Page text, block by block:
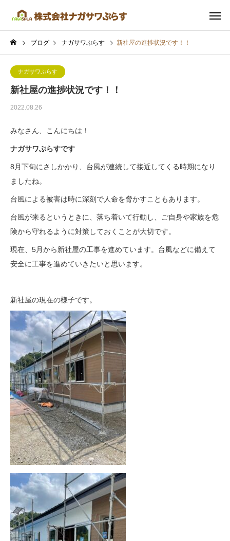
ブログ ナガサワぷらす 新社屋の進捗状況です！！
ナガサワぷらす
新社屋の進捗状況です！！
2022.08.26
みなさん、こんにちは！
ナガサワぷらすです
8月下旬にさしかかり、台風が連続して接近してくる時期になり
ましたね。
台風による被害は時に深刻で人命を脅かすこともあります。
台風が来るというときに、落ち着いて行動し、ご自身や家族を危
険から守れるように対策しておくことが大切です。
現在、5月から新社屋の工事を進めています。台風などに備えて
安全に工事を進めていきたいと思います。
新社屋の現在の様子です。